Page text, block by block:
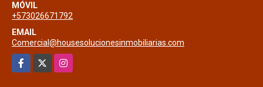
MÓVIL
+573026671792
EMAIL
Comercial@housesolucionesinmobiliarias.com
Facebook
Instagram